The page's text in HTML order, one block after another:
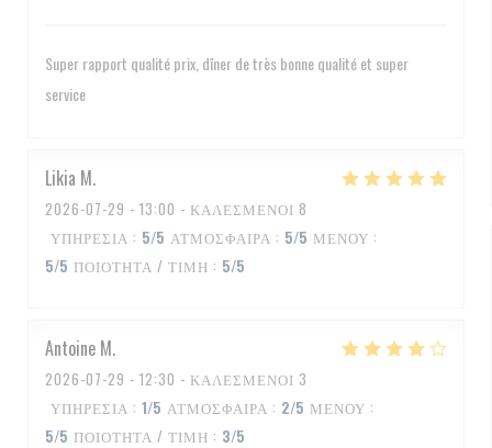
Super rapport qualité prix, dîner de très bonne qualité et super
service
Likia M
2026-07-29 - 13:00 - ΚΑΛΕΣΜΈΝΟΙ 8
ΥΠΗΡΕΣΊΑ : 5/5 ΑΤΜΌΣΦΑΙΡΑ : 5/5 ΜΕΝΟΎ :
5/5 ΠΟΙΌΤΗΤΑ / ΤΙΜΉ : 5/5
Antoine M
2026-07-29 - 12:30 - ΚΑΛΕΣΜΈΝΟΙ 3
ΥΠΗΡΕΣΊΑ : 1/5 ΑΤΜΌΣΦΑΙΡΑ : 2/5 ΜΕΝΟΎ :
5/5 ΠΟΙΌΤΗΤΑ / ΤΙΜΉ : 3/5